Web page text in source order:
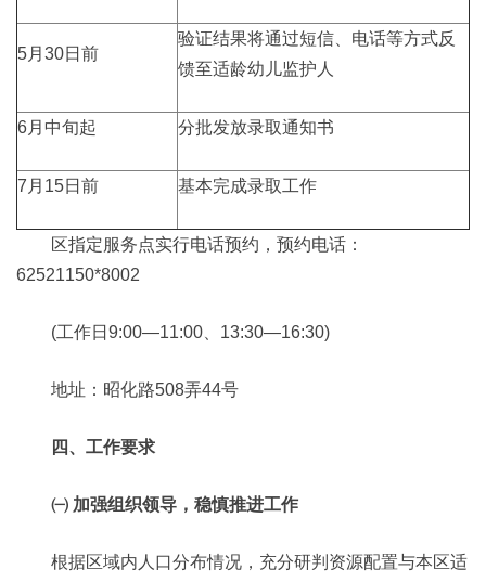
5月30日前
验证结果将通过短信、电话等方式反
馈至适龄幼儿监护人
6月中旬起 分批发放录取通知书
7月15日前 基本完成录取工作
区指定服务点实行电话预约，预约电话：
62521150*8002
(工作日9:00—11:00、13:30—16:30)
地址：昭化路508弄44号
四、工作要求
㈠ 加强组织领导，稳慎推进工作
根据区域内人口分布情况，充分研判资源配置与本区适